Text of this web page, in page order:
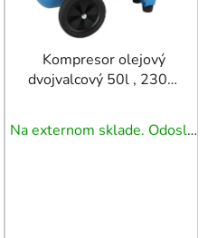
Kompresor olejový
dvojvalcový 50l , 230V,
Na externom sklade. Odoslanie 3 - 5 prac. dní.